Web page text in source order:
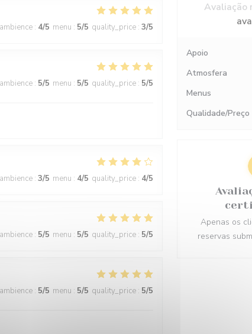
ambience : 4/5 menu : 5/5 quality_price : 3/5
ambience : 5/5 menu : 5/5 quality_price : 5/5
ambience : 3/5 menu : 4/5 quality_price : 4/5
ambience : 5/5 menu : 5/5 quality_price : 5/5
ambience : 5/5 menu : 5/5 quality_price : 5/5
Avaliação
Apoio
Atmosfera
Menus
Qualidade/Preço
Apenas os
reservas